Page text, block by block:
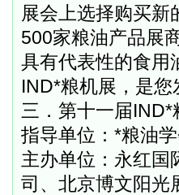
展会上选择购买新
500家粮油产品展
具有代表性的食用
IND*粮机展，是您
三．第十一届IND*
指导单位：*粮油
主办单位：永红国
司、北京博文阳光